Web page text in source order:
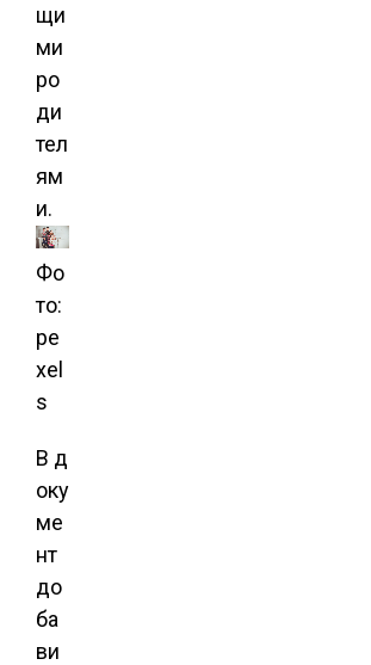
щи
ми
ро
ди
тел
ям
и.
Фо
то:
pe
xel
s
В д
оку
ме
нт
до
ба
ви